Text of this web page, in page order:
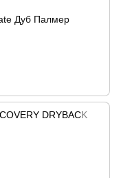
Дуб Палмер